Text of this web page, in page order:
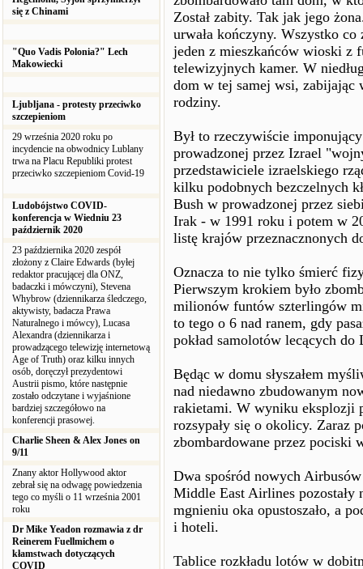
się z Chinami
"Quo Vadis Polonia?" Lech
Makowiecki
Ljubljana - protesty przeciwko
szczepieniom
29 września 2020 roku po
incydencie na obwodnicy Lublany
trwa na Placu Republiki protest
przeciwko szczepieniom Covid-19
Ludobójstwo COVID-
konferencja w Wiedniu 23
październik 2020
23 października 2020 zespół
złożony z Claire Edwards (byłej
redaktor pracującej dla ONZ,
badaczki i mówczyni), Stevena
Whybrow (dziennikarza śledczego,
aktywisty, badacza Prawa
Naturalnego i mówcy), Lucasa
Alexandra (dziennikarza i
prowadzącego telewizję internetową
Age of Truth) oraz kilku innych
osób, doręczył prezydentowi
Austrii pismo, które następnie
zostało odczytane i wyjaśnione
bardziej szczegółowo na
konferencji prasowej.
Charlie Sheen & Alex Jones on
9/11
Znany aktor Hollywood aktor
zebrał się na odwagę powiedzenia
tego co myśli o 11 września 2001
roku
Dr Mike Yeadon rozmawia z dr
Reinerem Fuellmichem o
kłamstwach dotyczących
COVID
Został zabity. Tak jak jego
urwała kończyny. Wszystko co
jeden z mieszkańców wioski z
telewizyjnych kamer. W
dom w tej samej wsi, zabijając
rodziny.
Był to rzeczywiście
prowadzonej przez Izrael
przedstawiciele izraelskiego
kilku podobnych bezczelnych
Bush w prowadzonej przez
Irak - w 1991 roku i potem w
listę krajów przeznacznonych
Oznacza to nie tylko śmierć
Pierwszym krokiem było
milionów funtów szterlingów
to tego o 6 nad ranem, gdy
pokład samolotów lecących do
Będąc w domu słyszałem
nad niedawno zbudowanym
rakietami. W wyniku eksplozji
rozsypały się o okolicy. Zaraz
zbombardowane przez pociski
Dwa spośród nowych
Middle East Airlines pozostały
mgnieniu oka opustoszało, a
i hoteli.
Tablice rozkładu lotów w